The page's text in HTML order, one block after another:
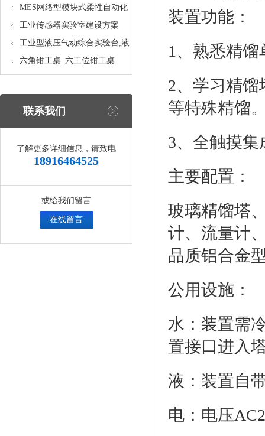
镜的区别之处
MES网络型模块式柔性自动化
生产线实验系统(八站)_模块柔
性自动化生产线教学实训设备
工业传感器实验室建设方案
工业型液压气动综合实验台,液
压气动综合实训台
六角钳工桌_六工位钳工桌
联系我们
了解更多详细信息，请致电
18916464525
或给我们留言
在线留言
装置功能：
1、熟悉精
2、学习精
等特殊精馏
3、全触摸
主要配置：
玻璃精馏塔
计、流量计
品质铝合金
公用设施：
水：装置需
置接口进入
液：装置自
电：电压